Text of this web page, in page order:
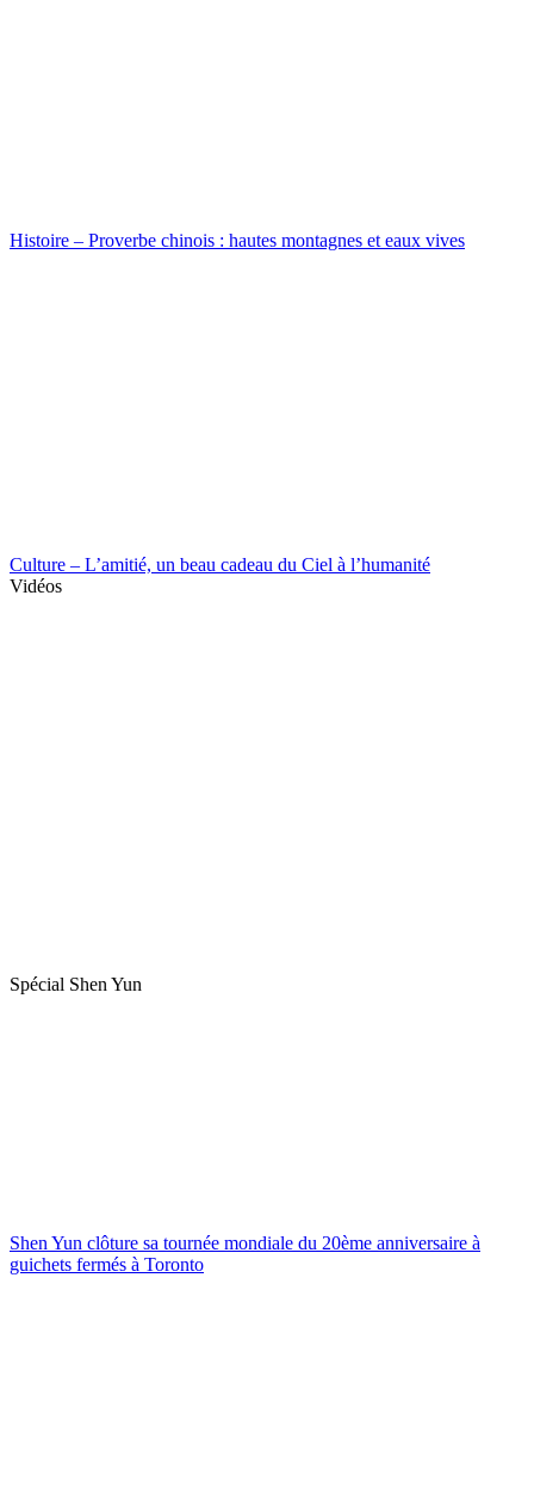
Histoire – Proverbe chinois : hautes montagnes et eaux vives
Culture – L’amitié, un beau cadeau du Ciel à l’humanité
Vidéos
Spécial Shen Yun
Shen Yun clôture sa tournée mondiale du 20ème anniversaire à
guichets fermés à Toronto